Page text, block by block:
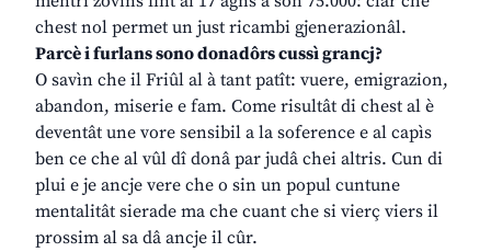
chest nol permet un just ricambi gjenerazionâl.
Parcè i furlans sono donadôrs cussì grancj?
O savìn che il Friûl al à tant patît: vuere, emigrazion,
abandon, miserie e fam. Come risultât di chest al è
deventât une vore sensibil a la soference e al capìs
ben ce che al vûl dî donâ par judâ chei altris. Cun di
plui e je ancje vere che o sin un popul cuntune
mentalitât sierade ma che cuant che si vierç viers il
prossim al sa dâ ancje il cûr.